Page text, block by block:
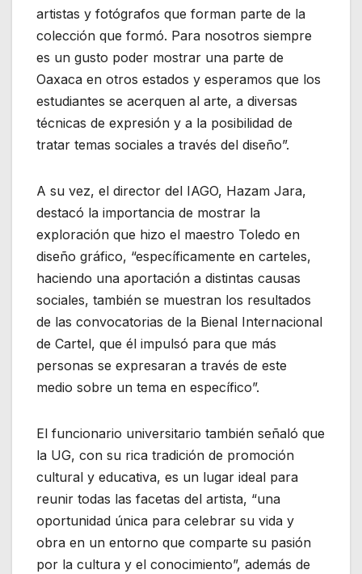
artistas y fotógrafos que forman parte de la
colección que formó. Para nosotros siempre
es un gusto poder mostrar una parte de
Oaxaca en otros estados y esperamos que los
estudiantes se acerquen al arte, a diversas
técnicas de expresión y a la posibilidad de
tratar temas sociales a través del diseño”.
A su vez, el director del IAGO, Hazam Jara,
destacó la importancia de mostrar la
exploración que hizo el maestro Toledo en
diseño gráfico, “específicamente en carteles,
haciendo una aportación a distintas causas
sociales, también se muestran los resultados
de las convocatorias de la Bienal Internacional
de Cartel, que él impulsó para que más
personas se expresaran a través de este
medio sobre un tema en específico”.
El funcionario universitario también señaló que
la UG, con su rica tradición de promoción
cultural y educativa, es un lugar ideal para
reunir todas las facetas del artista, “una
oportunidad única para celebrar su vida y
obra en un entorno que comparte su pasión
por la cultura y el conocimiento”, además de